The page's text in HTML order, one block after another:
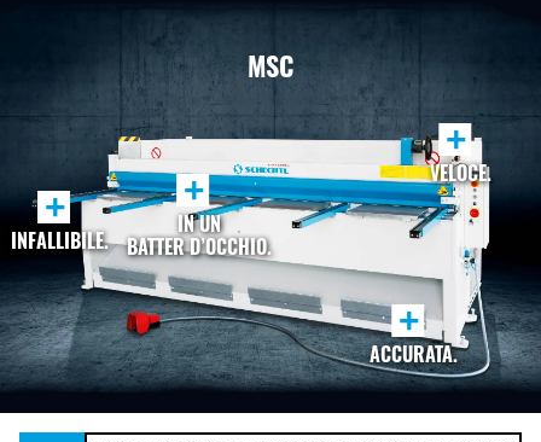
MSC
+
IN UN
BATTER D’OCCHIO.
+
VELOCE.
+
INFALLIBILE.
+
ACCURATA.